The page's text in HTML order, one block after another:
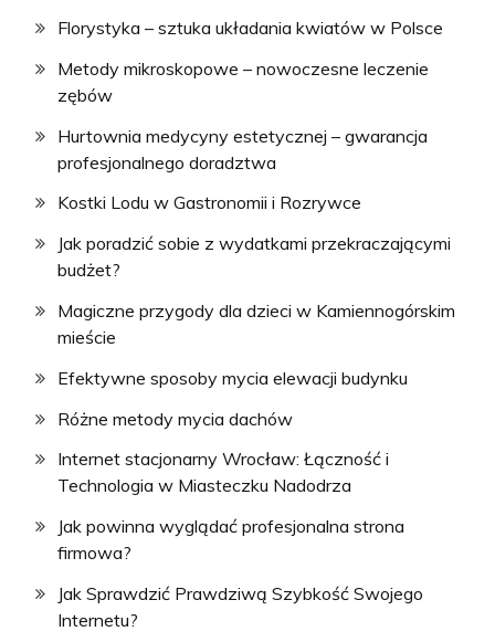
Florystyka – sztuka układania kwiatów w Polsce
Metody mikroskopowe – nowoczesne leczenie
zębów
Hurtownia medycyny estetycznej – gwarancja
profesjonalnego doradztwa
Kostki Lodu w Gastronomii i Rozrywce
Jak poradzić sobie z wydatkami przekraczającymi
budżet?
Magiczne przygody dla dzieci w Kamiennogórskim
mieście
Efektywne sposoby mycia elewacji budynku
Różne metody mycia dachów
Internet stacjonarny Wrocław: Łączność i
Technologia w Miasteczku Nadodrza
Jak powinna wyglądać profesjonalna strona
firmowa?
Jak Sprawdzić Prawdziwą Szybkość Swojego
Internetu?